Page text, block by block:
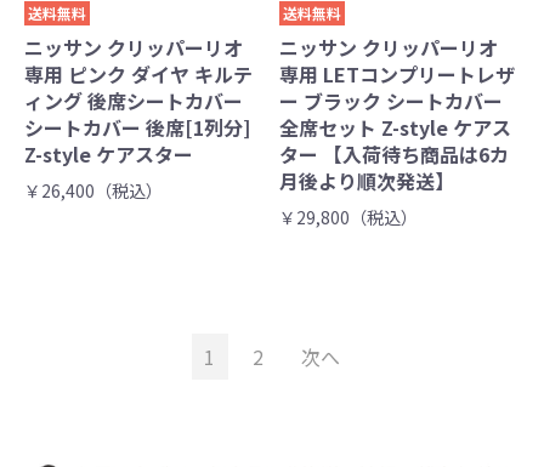
送料無料
ニッサン クリッパーリオ
専用 ピンク ダイヤ キルテ
ィング 後席シートカバー
シートカバー 後席[1列分]
Z-style ケアスター
￥26,400（税込）
送料無料
ニッサン クリッパーリオ
専用 LETコンプリートレザ
ー ブラック シートカバー
全席セット Z-style ケアス
ター 【入荷待ち商品は6カ
月後より順次発送】
￥29,800（税込）
1 2 次へ